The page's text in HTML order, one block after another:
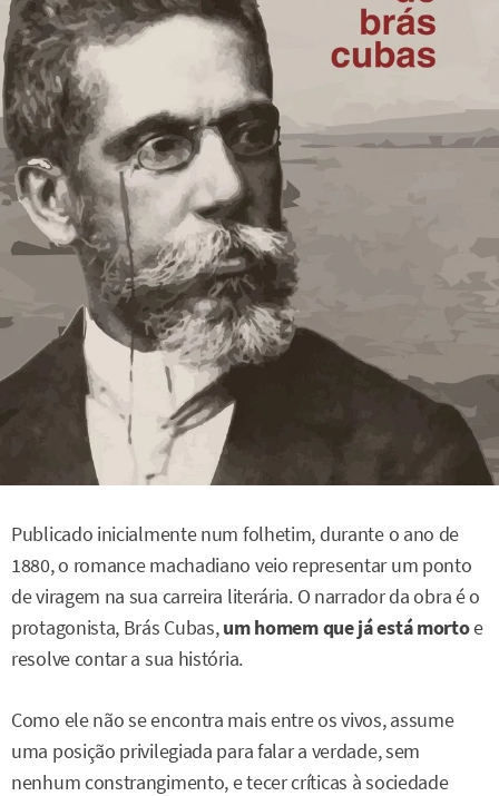
Publicado inicialmente num folhetim, durante o ano de
1880, o romance machadiano veio representar um ponto
de viragem na sua carreira literária. O narrador da obra é o
protagonista, Brás Cubas,um homem que já está mortoe
resolve contar a sua história.
Como ele não se encontra mais entre os vivos, assume
uma posição privilegiada para falar a verdade, sem
nenhum constrangimento, e tecer críticas à sociedade